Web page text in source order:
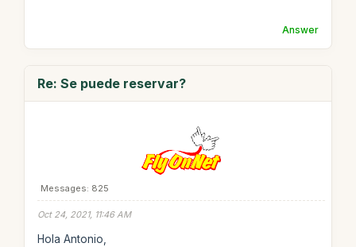
Answer
Re: Se puede reservar?
Messages: 825
Oct 24, 2021, 11:46 AM
Hola Antonio,